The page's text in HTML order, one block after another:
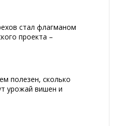
стал флагманом
проекта –
полезен, сколько
урожай вишен и